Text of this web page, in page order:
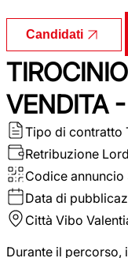
Candidati
VENDITA
Tipo di contratto
Retribuzione
Codice annuncio
Data di
Città Vibo
Durante il percorso,